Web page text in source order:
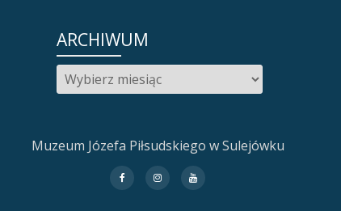
ARCHIWUM
Archiwum
Muzeum Józefa Piłsudskiego w Sulejówku
fa-
fa-
fa-